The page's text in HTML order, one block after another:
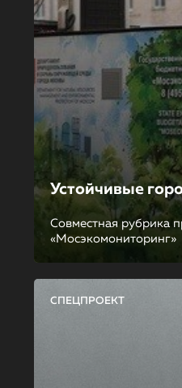
Устойчивые
Совместная рубрика
«Мосэкомониторинг»
СПЕЦПРОЕКТ